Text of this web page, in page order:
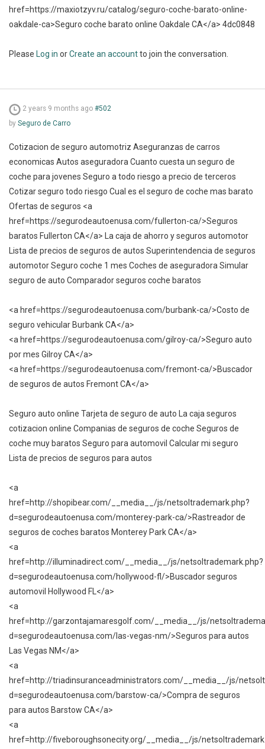
href=https://maxiotzyv.ru/catalog/seguro-coche-barato-online-
oakdale-ca>Seguro coche barato online Oakdale CA</a> 4dc0848
Please Log in orCreate an accountto join the conversation.
2 years 9 months ago #502
by Seguro de Carro
Cotizacion de seguro automotriz Aseguranzas de carros
economicas Autos aseguradora Cuanto cuesta un seguro de
coche para jovenes Seguro a todo riesgo a precio de terceros
Cotizar seguro todo riesgo Cual es el seguro de coche mas barato
Ofertas de seguros <a
href=https://segurodeautoenusa.com/fullerton-ca/>Seguros
baratos Fullerton CA</a> La caja de ahorro y seguros automotor
Lista de precios de seguros de autos Superintendencia de seguros
automotor Seguro coche 1 mes Coches de aseguradora Simular
seguro de auto Comparador seguros coche baratos
<a href=https://segurodeautoenusa.com/burbank-ca/>Costo de
seguro vehicular Burbank CA</a>
<a href=https://segurodeautoenusa.com/gilroy-ca/>Seguro auto
por mes Gilroy CA</a>
<a href=https://segurodeautoenusa.com/fremont-ca/>Buscador
de seguros de autos Fremont CA</a>
Seguro auto online Tarjeta de seguro de auto La caja seguros
cotizacion online Companias de seguros de coche Seguros de
coche muy baratos Seguro para automovil Calcular mi seguro
Lista de precios de seguros para autos
<a
href=http://shopibear.com/__media__/js/netsoltrademark.php?
d=segurodeautoenusa.com/monterey-park-ca/>Rastreador de
seguros de coches baratos Monterey Park CA</a>
<a
href=http://illuminadirect.com/__media__/js/netsoltrademark.php?
d=segurodeautoenusa.com/hollywood-fl/>Buscador seguros
automovil Hollywood FL</a>
<a
href=http://garzontajamaresgolf.com/__media__/js/
d=segurodeautoenusa.com/las-vegas-nm/>Seguros para autos
Las Vegas NM</a>
<a
href=http://triadinsuranceadministrators.com/__media__/js/
d=segurodeautoenusa.com/barstow-ca/>Compra de seguros
para autos Barstow CA</a>
<a
href=http://fiveboroughsonecity.org/__media__/js/